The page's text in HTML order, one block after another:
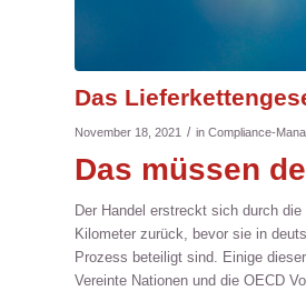
Das
November 18, 2021 / in Compliance-
Das müssen
Der Handel erstreckt sich durch
Kilometer zurück, bevor sie in
Prozess beteiligt sind. Einige
Vereinte Nationen und die OECD